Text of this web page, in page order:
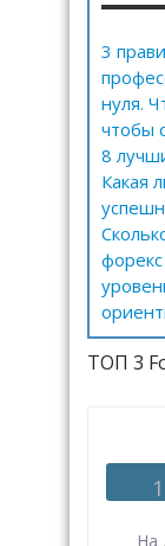
3
нуля.
чтобы
8
Какая
ТОП 3
На